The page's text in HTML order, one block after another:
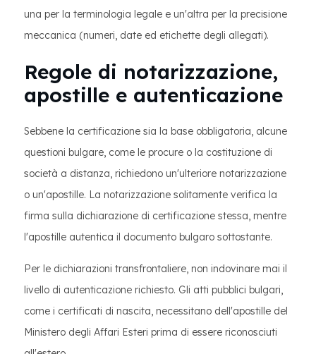
una per la terminologia legale e un'altra per la precisione
meccanica (numeri, date ed etichette degli allegati).
Regole di notarizzazione,
apostille e autenticazione
Sebbene la certificazione sia la base obbligatoria, alcune
questioni bulgare, come le procure o la costituzione di
società a distanza, richiedono un'ulteriore notarizzazione
o un'apostille. La notarizzazione solitamente verifica la
firma sulla dichiarazione di certificazione stessa, mentre
l'apostille autentica il documento bulgaro sottostante.
Per le dichiarazioni transfrontaliere, non indovinare mai il
livello di autenticazione richiesto. Gli atti pubblici bulgari,
come i certificati di nascita, necessitano dell'apostille del
Ministero degli Affari Esteri prima di essere riconosciuti